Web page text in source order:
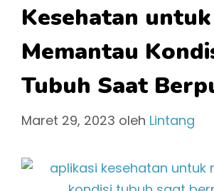
Kesehatan untuk
Memantau
Tubuh Saat
Maret 29, 2023 oleh Lintang